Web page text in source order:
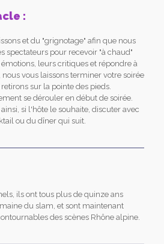
:
et du "grignotage" afin que nous
spectateurs pour recevoir "à chaud"
leurs critiques et répondre à
vous laissons terminer votre soirée
sur la pointe des pieds.
se dérouler en début de soirée.
si l'hôte le souhaite, discuter avec
ou du dîner qui suit.
ils ont tous plus de quinze ans
du slam, et sont maintenant
des scènes Rhône alpine.